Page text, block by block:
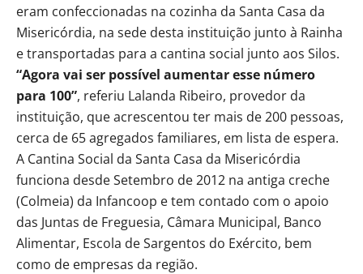
eram confeccionadas na cozinha da Santa Casa da
Misericórdia, na sede desta instituição junto à Rainha
e transportadas para a cantina social junto aos Silos.
“Agora vai ser possível aumentar esse número
para 100”, referiu Lalanda Ribeiro, provedor da
instituição, que acrescentou ter mais de 200 pessoas,
cerca de 65 agregados familiares, em lista de espera.
A Cantina Social da Santa Casa da Misericórdia
funciona desde Setembro de 2012 na antiga creche
(Colmeia) da Infancoop e tem contado com o apoio
das Juntas de Freguesia, Câmara Municipal, Banco
Alimentar, Escola de Sargentos do Exército, bem
como de empresas da região.